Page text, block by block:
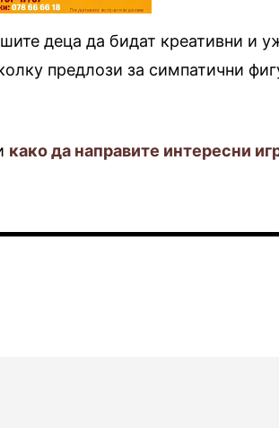
деца да бидат креативни и
предлози за симпатични
како да направите интересни